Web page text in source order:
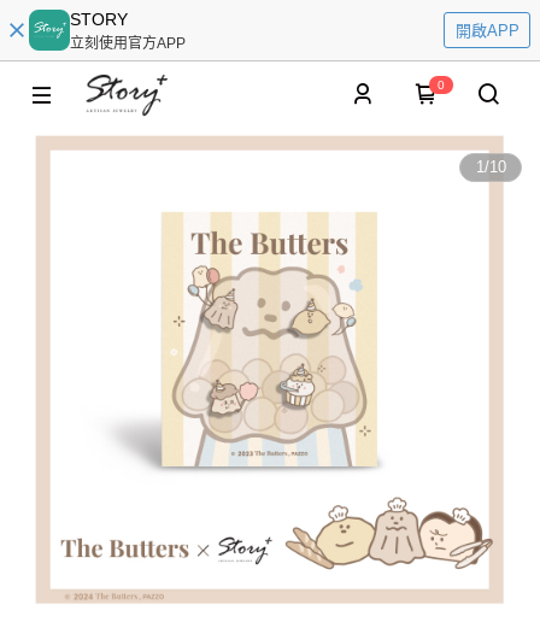
STORY
立刻使用官方APP
開啟APP
0
1/10